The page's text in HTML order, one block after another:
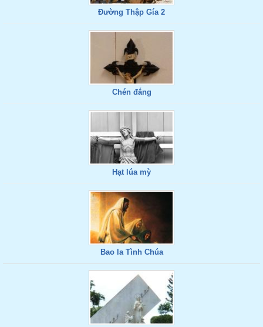
Đường Thập Gía 2
Chén đắng
Hạt lúa mỳ
Bao la Tình Chúa